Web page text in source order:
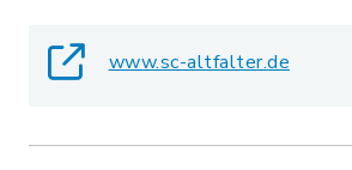
www.sc-altfalter.de